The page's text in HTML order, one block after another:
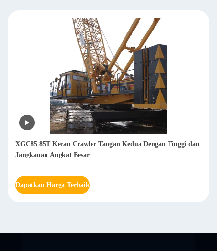
XGC85 85T Keran Crawler Tangan Kedua Dengan Tinggi dan
Jangkauan Angkat Besar
Dapatkan Harga Terbaik